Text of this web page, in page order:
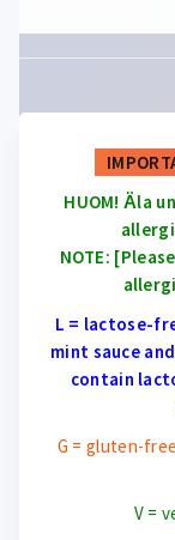
HUOM! Ӓla
NOTE:
L = lactose-
mint sauce
contain
G = gluten-
V =